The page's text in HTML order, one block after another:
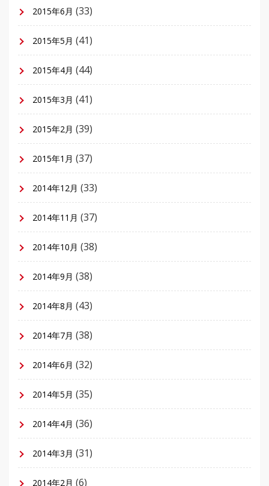
2015年6月 (33)
2015年5月 (41)
2015年4月 (44)
2015年3月 (41)
2015年2月 (39)
2015年1月 (37)
2014年12月 (33)
2014年11月 (37)
2014年10月 (38)
2014年9月 (38)
2014年8月 (43)
2014年7月 (38)
2014年6月 (32)
2014年5月 (35)
2014年4月 (36)
2014年3月 (31)
2014年2月 (6)